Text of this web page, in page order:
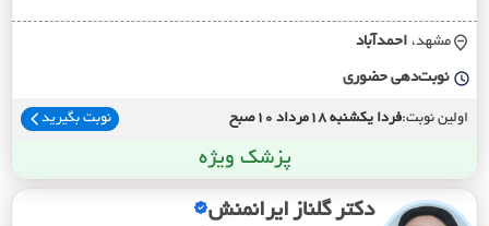
مشهد، احمدآباد
نوبت‌دهی حضوری
اولین نوبت:فردا یکشنبه 18مرداد 10صبح نوبت بگیرید
پزشک ویژه
دکتر گلناز ایرانمنش